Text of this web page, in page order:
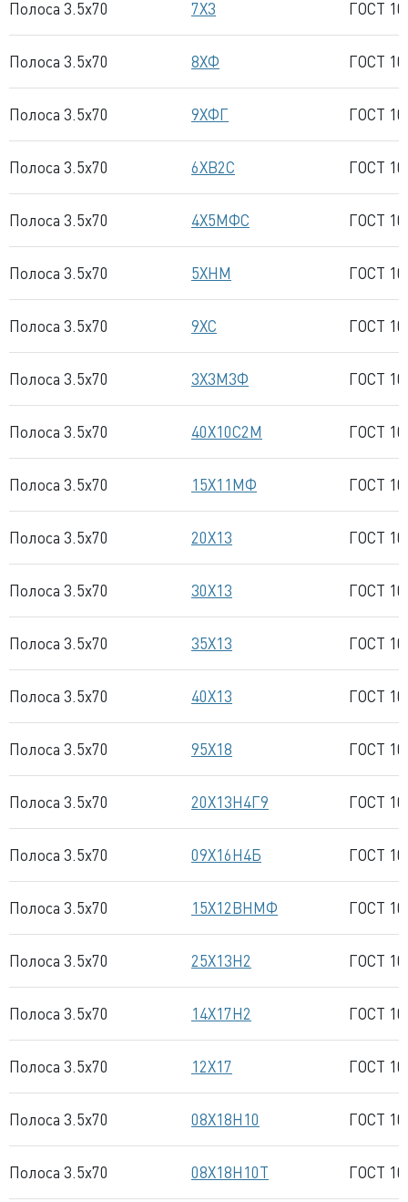
Полоса 3.5x70 7Х3 ГОСТ
Полоса 3.5x70 8ХФ ГОСТ
Полоса 3.5x70 9ХФГ ГОСТ
Полоса 3.5x70 6ХВ2С ГОСТ
Полоса 3.5x70 4Х5МФС ГОСТ
Полоса 3.5x70 5ХНМ ГОСТ
Полоса 3.5x70 9ХС ГОСТ
Полоса 3.5x70 3Х3М3Ф ГОСТ
Полоса 3.5x70 40Х10С2М ГОСТ
Полоса 3.5x70 15Х11МФ ГОСТ
Полоса 3.5x70 20Х13 ГОСТ
Полоса 3.5x70 30Х13 ГОСТ
Полоса 3.5x70 35Х13 ГОСТ
Полоса 3.5x70 40Х13 ГОСТ
Полоса 3.5x70 95Х18 ГОСТ
Полоса 3.5x70 20Х13Н4Г9 ГОСТ
Полоса 3.5x70 09Х16Н4Б ГОСТ
Полоса 3.5x70 15Х12ВНМФ ГОСТ
Полоса 3.5x70 25Х13Н2 ГОСТ
Полоса 3.5x70 14Х17Н2 ГОСТ
Полоса 3.5x70 12Х17 ГОСТ
Полоса 3.5x70 08Х18Н10 ГОСТ
Полоса 3.5x70 08Х18Н10Т ГОСТ